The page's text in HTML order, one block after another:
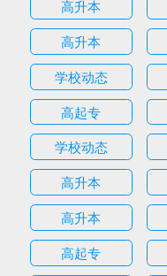
高升本
高升本
学校动态
高起专
学校动态
高升本
高升本
高起专